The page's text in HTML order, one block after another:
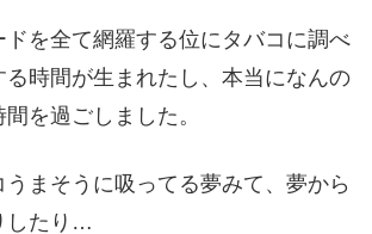
を全て網羅する位にタバコに調べ
る時間が生まれたし、本当になんの
を過ごしました。
まそうに吸ってる夢みて、夢から
したり…